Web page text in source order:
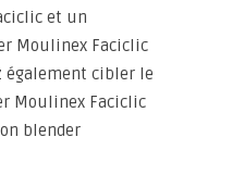
et un
Moulinex Faciclic
également cibler le
Moulinex Faciclic
blender